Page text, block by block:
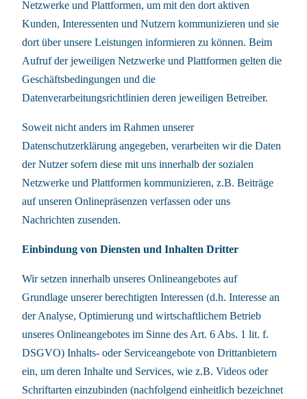
Netzwerke und Plattformen, um mit den dort aktiven
Kunden, Interessenten und Nutzern kommunizieren und sie
dort über unsere Leistungen informieren zu können. Beim
Aufruf der jeweiligen Netzwerke und Plattformen gelten die
Geschäftsbedingungen und die
Datenverarbeitungsrichtlinien deren jeweiligen Betreiber.
Soweit nicht anders im Rahmen unserer
Datenschutzerklärung angegeben, verarbeiten wir die Daten
der Nutzer sofern diese mit uns innerhalb der sozialen
Netzwerke und Plattformen kommunizieren, z.B. Beiträge
auf unseren Onlinepräsenzen verfassen oder uns
Nachrichten zusenden.
Einbindung von Diensten und Inhalten Dritter
Wir setzen innerhalb unseres Onlineangebotes auf
Grundlage unserer berechtigten Interessen (d.h. Interesse an
der Analyse, Optimierung und wirtschaftlichem Betrieb
unseres Onlineangebotes im Sinne des Art. 6 Abs. 1 lit. f.
DSGVO) Inhalts- oder Serviceangebote von Drittanbietern
ein, um deren Inhalte und Services, wie z.B. Videos oder
Schriftarten einzubinden (nachfolgend einheitlich bezeichnet